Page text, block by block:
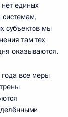
единых
субъектов мы
там тех
оказываются.
года все меры